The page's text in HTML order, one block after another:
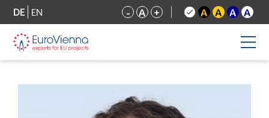
DE EN - A + A A A A